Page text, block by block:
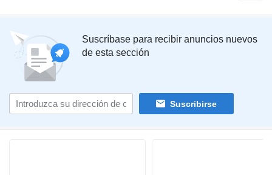
Suscríbase para recibir anuncios nuevos
de esta sección
Suscribirse